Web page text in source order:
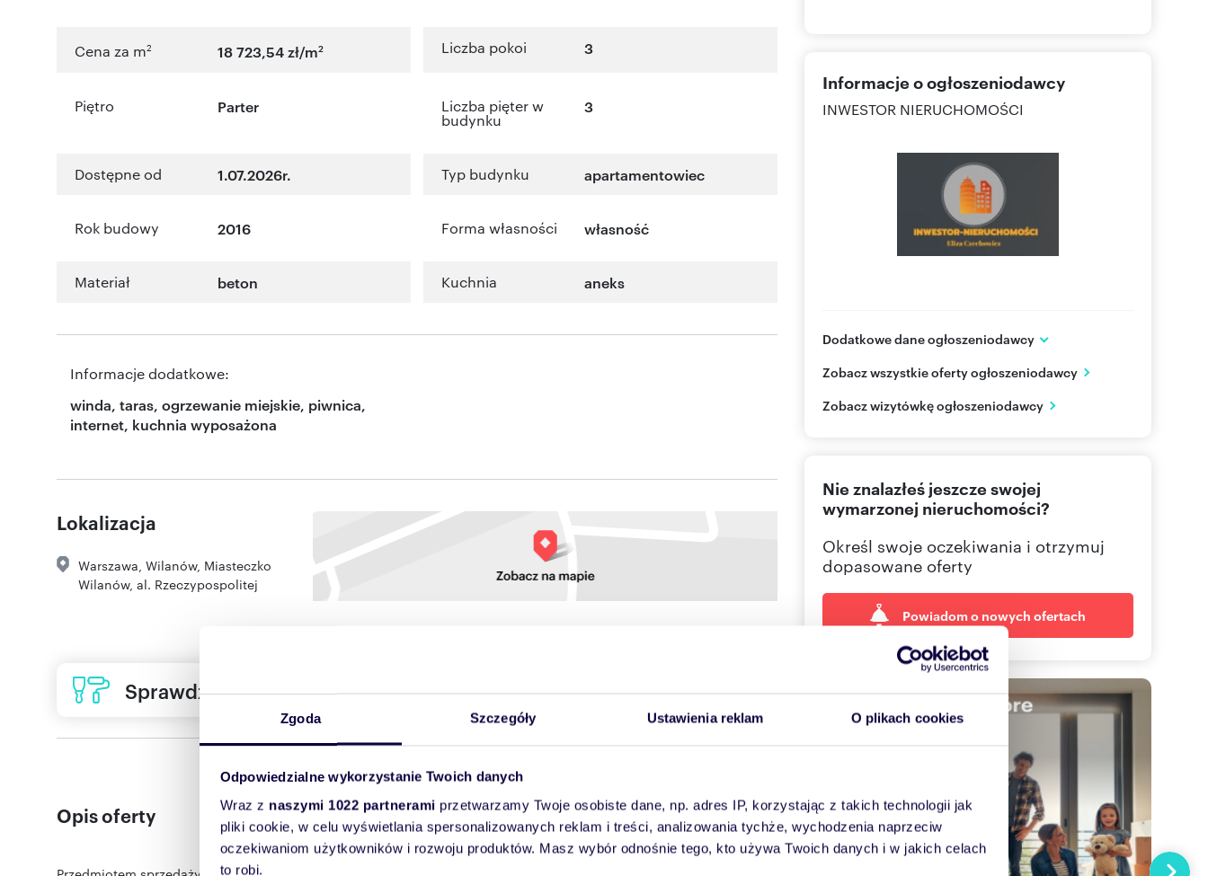
Zgoda Szczegóły Ustawienia reklam O plikach cookies
Odpowiedzialne wykorzystanie Twoich danych
Wraz z naszymi 1022 partnerami przetwarzamy Twoje osobiste dane, np. adres IP, korzystając z takich technologii jak
pliki cookie, w celu wyświetlania spersonalizowanych reklam i treści, analizowania tychże, wychodzenia naprzeciw
oczekiwaniom użytkowników i rozwoju produktów. Masz wybór odnośnie tego, kto używa Twoich danych i w jakich celach
to robi.
Cena za m2 18 723,54 zł/m2 Liczba pokoi 3
Piętro Parter Liczba pięter w
budynku
3
Dostępne od 1.07.2026r. Typ budynku apartamentowiec
Rok budowy 2016 Forma własności własność
Materiał beton Kuchnia aneks
Informacje dodatkowe:
winda, taras, ogrzewanie miejskie, piwnica,
internet, kuchnia wyposażona
Lokalizacja
Warszawa Wilanów, Miasteczko
Wilanów, al. Rzeczypospolitej
Sprawdź ofertę usług remontowych
Opis oferty
Informacje o ogłoszeniodawcy
INWESTOR NIERUCHOMOŚCI
Dodatkowe dane ogłoszeniodawcy
Warszawa
PL
Zobacz wszystkie oferty ogłoszeniodawcy
Zobacz wizytówkę ogłoszeniodawcy
Nie znalazłeś jeszcze swojej
wymarzonej nieruchomości?
Określ swoje oczekiwania i otrzymuj
dopasowane oferty
Powiadom o nowych ofertach